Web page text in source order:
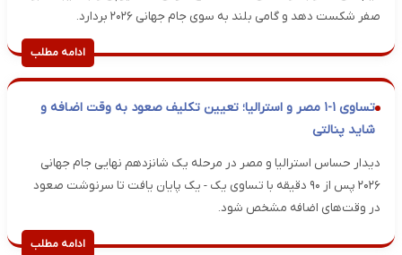
صفر شکست دهد و گامی بلند به سوی جام جهانی ۲۰۲۶ بردارد.
ادامه مطلب
تساوی ۱-۱ مصر و استرالیا؛ تعیین تکلیف صعود به وقت اضافه و
شاید پنالتی
دیدار حساس استرالیا و مصر در مرحله یک‌ شانزدهم نهایی جام جهانی
۲۰۲۶ پس از ۹۰ دقیقه با تساوی یک - یک پایان یافت تا سرنوشت صعود
در وقت‌های اضافه مشخص شود.
ادامه مطلب